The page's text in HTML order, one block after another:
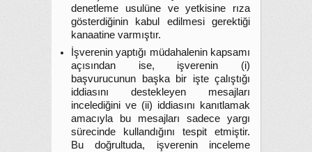
denetleme usulüne ve yetkisine rıza
gösterdiğinin kabul edilmesi gerektiği
kanaatine varmıştır.
İşverenin yaptığı müdahalenin kapsamı
açısından ise, işverenin (i)
başvurucunun başka bir işte çalıştığı
iddiasını destekleyen mesajları
incelediğini ve (ii) iddiasını kanıtlamak
amacıyla bu mesajları sadece yargı
sürecinde kullandığını tespit etmiştir.
Bu doğrultuda, işverenin inceleme